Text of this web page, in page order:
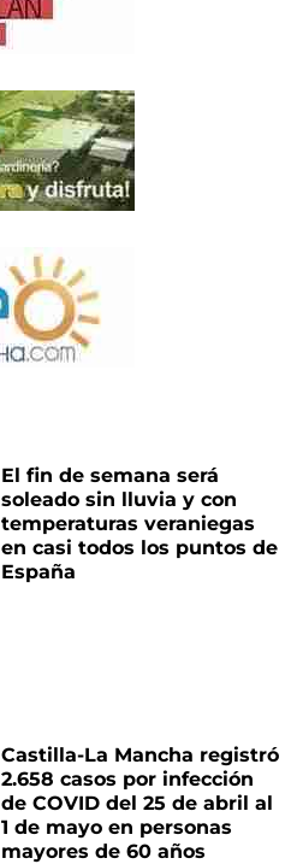
El fin de semana será
soleado sin lluvia y con
temperaturas veraniegas
en casi todos los puntos de
España
Castilla-La Mancha registró
2.658 casos por infección
de COVID del 25 de abril al
1 de mayo en personas
mayores de 60 años